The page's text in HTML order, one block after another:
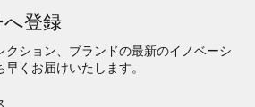
登録
クション、ブランドの最新のイノベーシ
くお届けいたします。